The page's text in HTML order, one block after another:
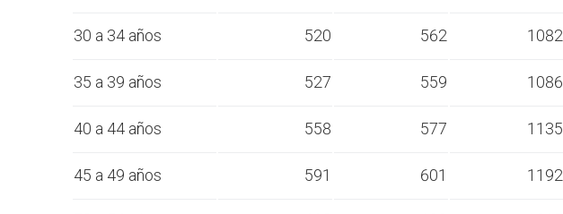
30 a 34 años 520 562 1082
35 a 39 años 527 559 1086
40 a 44 años 558 577 1135
45 a 49 años 591 601 1192